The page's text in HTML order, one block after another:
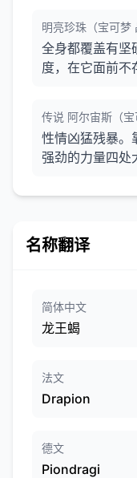
明亮珍珠（宝可梦
全身都覆盖有坚
度，在它面前不
传说 阿尔宙斯（宝
性情凶猛残暴。
强劲的力量四处
名称翻译
简体中文
龙王蝎
法文
Drapion
德文
Piondragi